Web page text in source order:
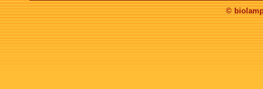
©